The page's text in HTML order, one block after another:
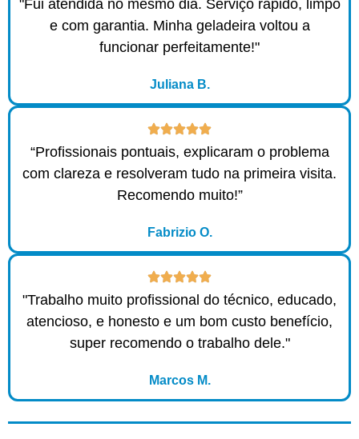
"Fui atendida no mesmo dia. Serviço rápido, limpo
e com garantia. Minha geladeira voltou a
funcionar perfeitamente!"
Juliana B.
“Profissionais pontuais, explicaram o problema
com clareza e resolveram tudo na primeira visita.
Recomendo muito!”
Fabrizio O.
"Trabalho muito profissional do técnico, educado,
atencioso, e honesto e um bom custo benefício,
super recomendo o trabalho dele."
Marcos M.